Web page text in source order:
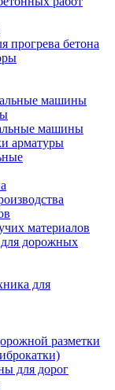
прогрева бетона
машины
машины
арматуры
материалов
дорожных
для
разметки
для дорог